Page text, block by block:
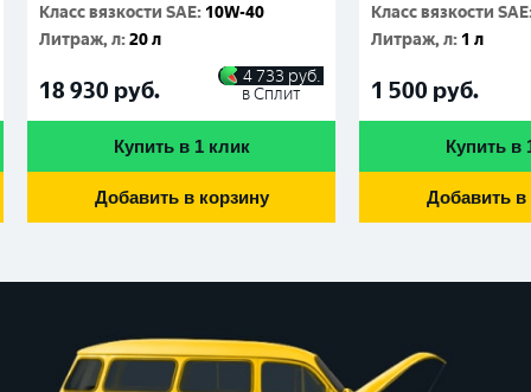
Класс вязкости SAE: 10W-40
Литраж, л:20 л
18 930 руб.
4 733 руб.
в Сплит
Купить в 1 клик
Добавить в корзину
Класс вязкости SAE
Литраж, л: 1 л
1 500 руб.
Купить в
Добавить в